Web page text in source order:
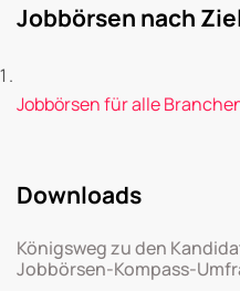
Jobbörsen nach
Jobbörsen für alle
Downloads
Königsweg zu den
Jobbörsen-Kompass-